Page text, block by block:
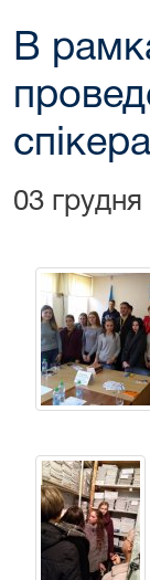
В
спікера
03